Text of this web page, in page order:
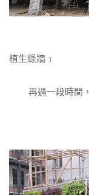
﹝
植生綠牆﹞
再過一段時間，